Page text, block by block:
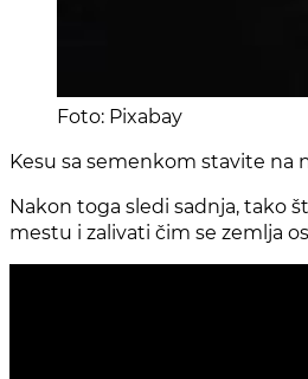
Foto: Pixabay
Kesu sa semenkom stavite na
Nakon toga sledi sadnja, tako
mestu i zalivati čim se zemlja